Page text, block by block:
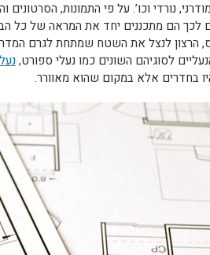
נורדי וכו’. על פי התמונות,
לכך הם מתכננים יחד את המראה של כל
הרצון לנצל את השטח שמתחת לגרם
לסוגיהם השונים כמו נעלי ספורט,
בחדרים אלא במקום שהוא מאוורר.